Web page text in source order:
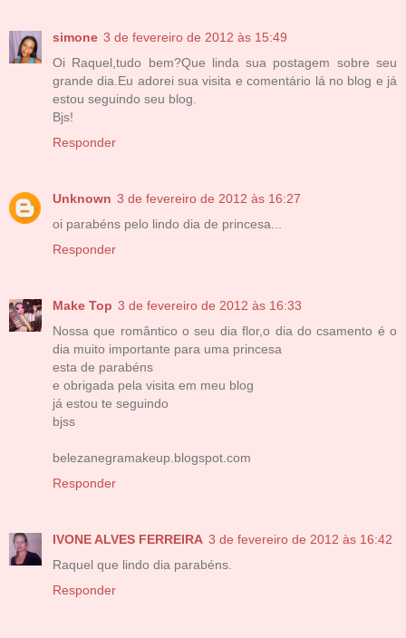
simone 3 de fevereiro de 2012 às 15:49
Oi Raquel,tudo bem?Que linda sua postagem sobre seu
grande dia.Eu adorei sua visita e comentário lá no blog e já
estou seguindo seu blog.
Bjs!
Responder
Unknown 3 de fevereiro de 2012 às 16:27
oi parabéns pelo lindo dia de princesa...
Responder
Make Top 3 de fevereiro de 2012 às 16:33
Nossa que romântico o seu dia flor,o dia do csamento é o
dia muito importante para uma princesa
esta de parabéns
e obrigada pela visita em meu blog
já estou te seguindo
bjss
belezanegramakeup.blogspot.com
Responder
IVONE ALVES FERREIRA 3 de fevereiro de 2012 às 16:42
Raquel que lindo dia parabéns.
Responder